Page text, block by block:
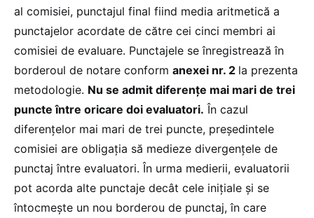
al comisiei, punctajul final fiind media aritmetică a
punctajelor acordate de către cei cinci membri ai
comisiei de evaluare. Punctajele se înregistrează în
borderoul de notare conform anexei nr. 2 la prezenta
metodologie. Nu se admit diferențe mai mari de trei
puncte între oricare doi evaluatori. În cazul
diferențelor mai mari de trei puncte, președintele
comisiei are obligația să medieze divergențele de
punctaj între evaluatori. În urma medierii, evaluatorii
pot acorda alte punctaje decât cele inițiale și se
întocmește un nou borderou de punctaj, în care